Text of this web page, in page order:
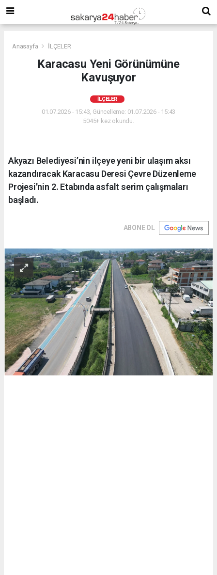
Anasayfa İLÇELER
Karacasu Yeni Görünümüne
Kavuşuyor
İLÇELER
01.07.2026 - 15:43, Güncelleme: 01.07.2026 - 15:43
5045+ kez okundu.
Akyazı Belediyesi’nin ilçeye yeni bir ulaşım aksı
kazandıracak Karacasu Deresi Çevre Düzenleme
Projesi'nin 2. Etabında asfalt serim çalışmaları
başladı.
ABONE OL